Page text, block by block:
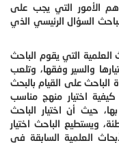
الأمور التي يجب على
السؤال الرئيسي الذي
التي يقوم الباحث
والسير وفقها، وتلعب
الباحث على القيام بالبحث
اختيار منهج مناسب
حيث أن اختيار الباحث
ويستطيع الباحث اختيار
العلمية السابقة في